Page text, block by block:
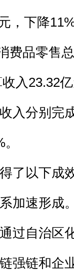
，下降
费品零售
入23.32
入分别完
了以下成
加速形成
过自治区
强链和企